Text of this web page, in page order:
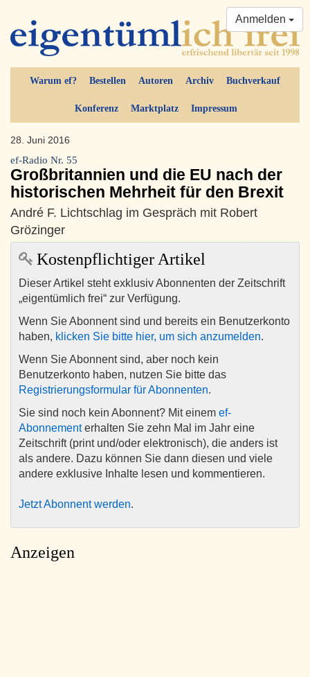
Warum ef? Bestellen Autoren Archiv Buchverkauf
Konferenz Marktplatz Impressum
Anmelden
28. Juni 2016
ef-Radio Nr. 55
Großbritannien und die EU nach der
historischen Mehrheit für den Brexit
André F. Lichtschlag im Gespräch mit Robert
Grözinger
Kostenpflichtiger Artikel
Dieser Artikel steht exklusiv Abonnenten der Zeitschrift
„eigentümlich frei“ zur Verfügung.
Wenn Sie Abonnent sind und bereits ein Benutzerkonto
haben, klicken Sie bitte hier, um sich anzumelden.
Wenn Sie Abonnent sind, aber noch kein
Benutzerkonto haben, nutzen Sie bitte das
Registrierungsformular für Abonnenten.
Sie sind noch kein Abonnent? Mit einem ef-
Abonnementerhalten Sie zehn Mal im Jahr eine
Zeitschrift (print und/oder elektronisch), die anders ist
als andere. Dazu können Sie dann diesen und viele
andere exklusive Inhalte lesen und kommentieren.
Jetzt Abonnent werden.
Anzeigen